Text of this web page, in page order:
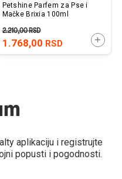
U KORPU
Petshine Parfem za Pse i
Mačke Brixia 100ml
1.768,00 RSD
2.210,00RSD
aplikaciju i registrujte
popusti i pogodnosti.